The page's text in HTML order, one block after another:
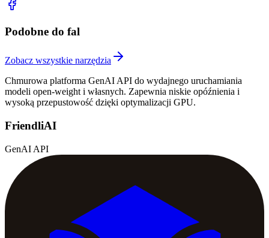
Podobne do fal
Zobacz wszystkie narzędzia
Chmurowa platforma GenAI API do wydajnego uruchamiania
modeli open-weight i własnych. Zapewnia niskie opóźnienia i
wysoką przepustowość dzięki optymalizacji GPU.
FriendliAI
GenAI API